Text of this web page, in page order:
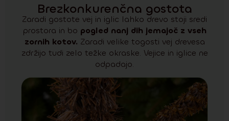
Brezkonkurenčna gostota
Zaradi gostote vej in iglic lahko drevo stoji sredi
prostora in bo pogled nanj dih jemajoč z vseh
zornih kotov. Zaradi velike togosti vej drevesa
zdržijo tudi zelo težke okraske. Vejice in iglice ne
odpadajo.